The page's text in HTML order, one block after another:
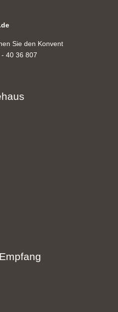
Sie den Konvent
40 36 807